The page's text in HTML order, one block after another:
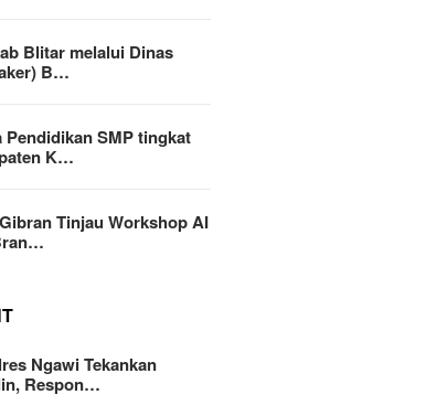
Blitar melalui Dinas
B…
Pendidikan SMP tingkat
K…
Tinjau Workshop AI
Ngawi Tekankan
Respon…